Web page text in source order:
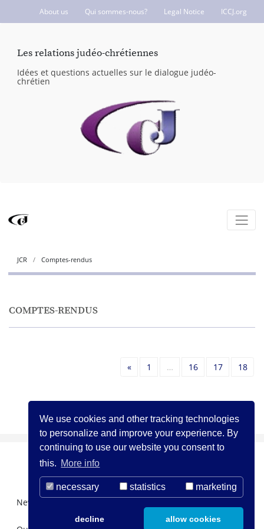
We use cookies and other tracking technologies
to personalize and improve your experience. By
continuing to use our website you consent to
this. More info
necessary statistics marketing
decline allow cookies
About us Qui sommes-nous? Legal Notice ICCJ.org
Les relations judéo-chrétiennes
Idées et questions actuelles sur le dialogue judéo-
chrétien
JCR Comptes-rendus
COMPTES-RENDUS
«Précédent
1 … 16 17 18
Newsletter Registration